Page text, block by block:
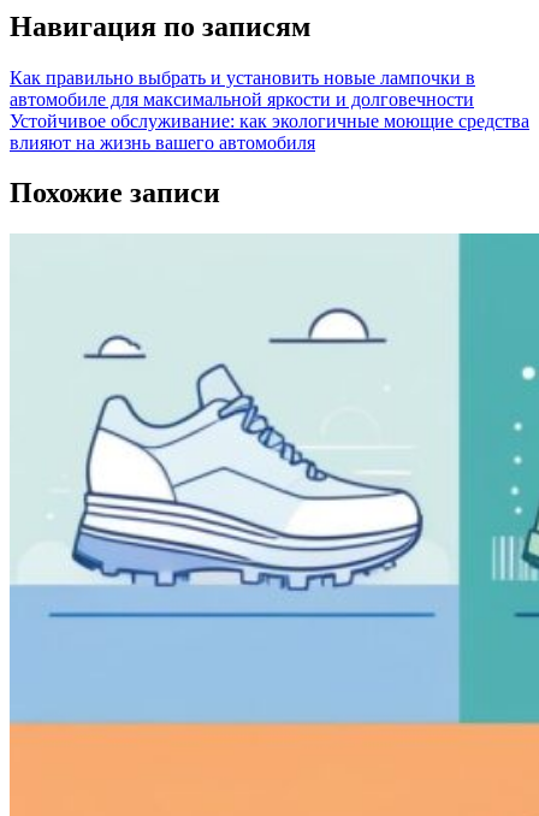
Навигация по записям
Как правильно выбрать и установить новые лампочки в
автомобиле для максимальной яркости и долговечности
Устойчивое обслуживание: как экологичные моющие средства
влияют на жизнь вашего автомобиля
Похожие записи